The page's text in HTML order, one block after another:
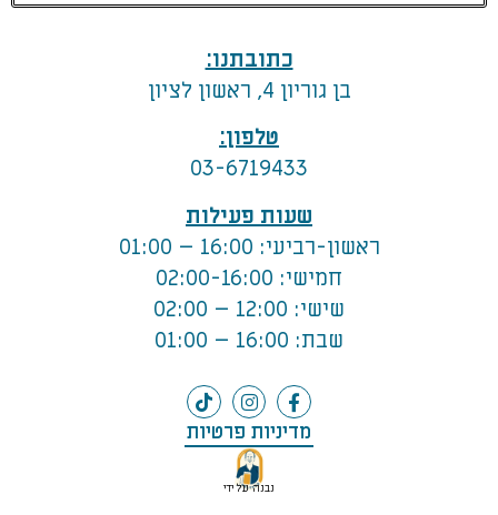
כתובתנו:
בן גוריון 4, ראשון לציון
טלפון:
03-6719433
שעות פעילות
ראשון-רביעי: 16:00 – 01:00
חמישי: 02:00-16:00
שישי: 12:00 – 02:00
שבת: 16:00 – 01:00
מדיניות פרטיות
נבנה על ידי